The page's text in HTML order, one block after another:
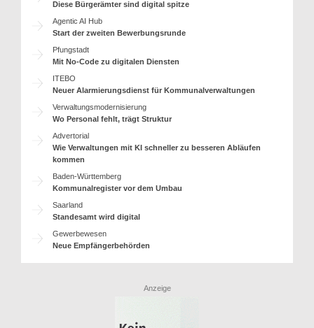
Diese Bürgerämter sind digital spitze
Agentic AI Hub
Start der zweiten Bewerbungsrunde
Pfungstadt
Mit No-Code zu digitalen Diensten
ITEBO
Neuer Alarmierungsdienst für Kommunalverwaltungen
Verwaltungsmodernisierung
Wo Personal fehlt, trägt Struktur
Advertorial
Wie Verwaltungen mit KI schneller zu besseren Abläufen
kommen
Baden-Württemberg
Kommunalregister vor dem Umbau
Saarland
Standesamt wird digital
Gewerbewesen
Neue Empfängerbehörden
Anzeige